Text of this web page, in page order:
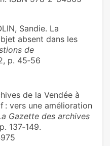
Sandie. La
absent dans les
de
p. 45‑56
de la Vendée à
: vers une amélioration
Gazette des archives
137‑149.